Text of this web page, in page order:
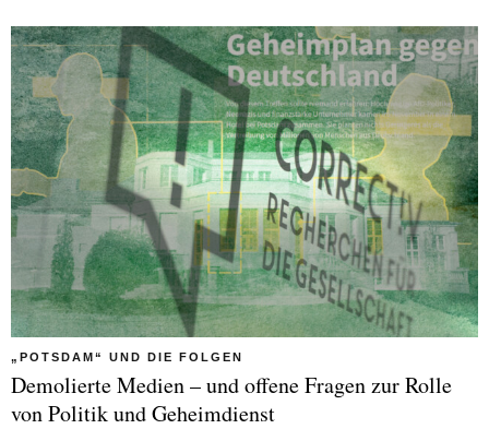
„POTSDAM“ UND DIE FOLGEN
Demolierte Medien – und offene Fragen zur Rolle
von Politik und Geheimdienst